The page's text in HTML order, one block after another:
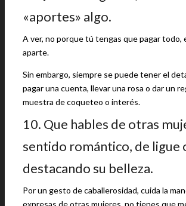
«aportes» algo.
A ver, no porque tú tengas que pagar todo,
aparte.
Sin embargo, siempre se puede tener el
pagar una cuenta, llevar una rosa o dar un
muestra de coqueteo o interés.
10. Que hables de otras
sentido romántico, de ligue
destacando su belleza.
Por un gesto de caballerosidad, cuida la
expresas de otras mujeres, no tienes que